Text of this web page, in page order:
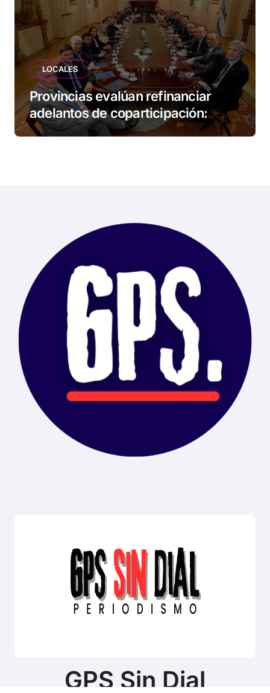
LOCALES
Provincias evalúan refinanciar
adelantos de coparticipación:
Tierra del Fuego, entre las
GPS Sin Dial